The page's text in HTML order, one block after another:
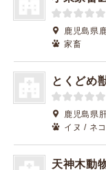
鹿児島県
家畜
とくどめ
鹿児島県
イヌ / ネコ
天神木動